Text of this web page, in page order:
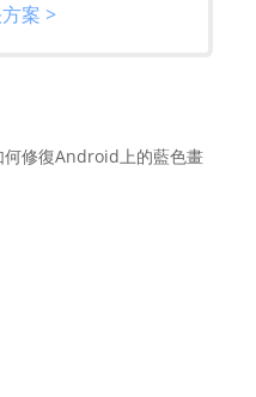
案 >
何修復Android上的藍色畫